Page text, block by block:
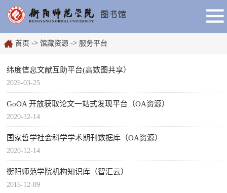
首页 -> 馆藏资源 -> 服务平台
纬度信息文献互助平台(高数图共享）
2026-03-25
GoOA 开放获取论文一站式发现平台（OA资源）
2020-12-14
国家哲学社会科学学术期刊数据库（OA资源）
2020-12-14
衡阳师范学院机构知识库（智汇云）
2016-12-09